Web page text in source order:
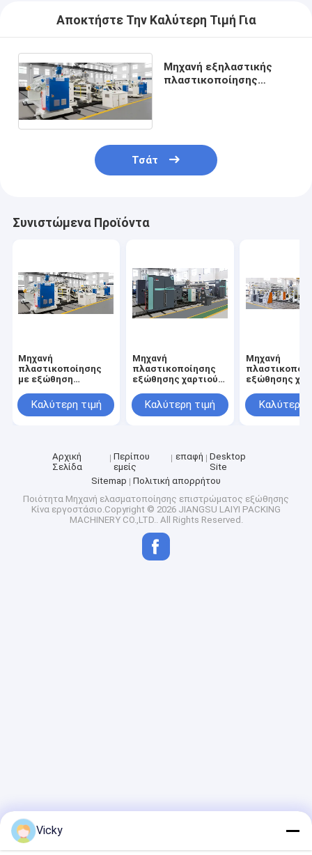
Αποκτήστε Την Καλύτερη Τιμή Για
Μηχανή εξηλαστικής
πλαστικοποίησης
Τσάτ
Συνιστώμενα Προϊόντα
Μηχανή
πλαστικοποίησης
με εξώθηση
υψηλής αξίας
Καλύτερη τιμή
Μηχανή
πλαστικοποίησης
εξώθησης χαρτιού
αξίαςΚαλύτερη τιμή
Μηχανή
εξώθησης
υψηλής αξίας
Καλύτερη
Αρχική
Σελίδα
Περίπου
εμείς
επαφή
Desktop
Site
Sitemap
Πολιτική απορρήτου
Ποιότητα Μηχανή ελασματοποίησης επιστρώματος εξώθησης
Κίνα εργοστάσιο.Copyright © 2026 JIANGSU LAIYI PACKING
MACHINERY CO.,LTD.. All Rights Reserved.
Vicky